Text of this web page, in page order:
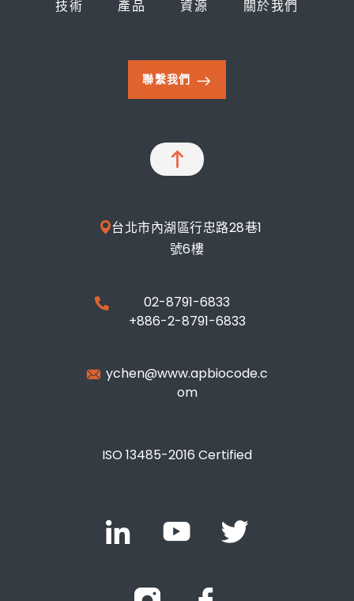
技術 產品 資源 關於我們
聯繫我們
台北市內湖區行忠路28巷1
號6樓
02-8791-6833
+886-2-8791-6833
ychen@www.apbiocode.c
om
ISO 13485-2016 Certified